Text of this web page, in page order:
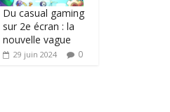
Du casual gaming
sur 2e écran : la
nouvelle vague
29 juin 2024 0